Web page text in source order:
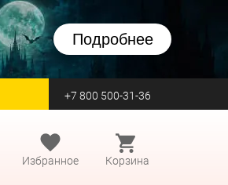
Подробнее
на Zvezda +7 800 500-31-36
Избранное Корзина